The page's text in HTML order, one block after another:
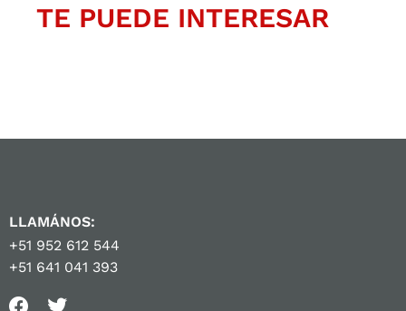
TE PUEDE INTERESAR
LLAMÁNOS:
+51 952 612 544
+51 641 041 393